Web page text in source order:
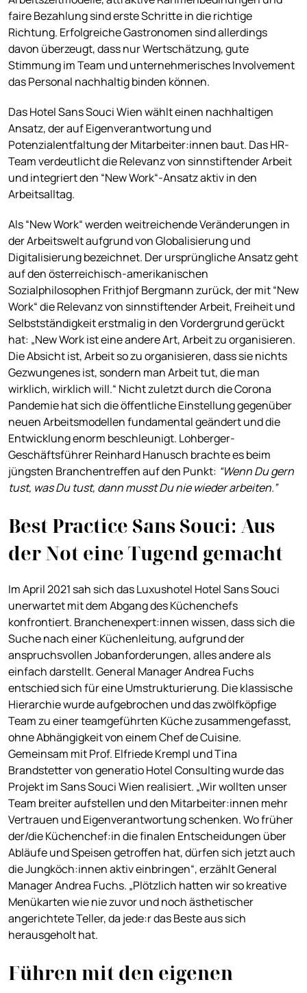
faire Bezahlung sind erste Schritte in die richtige
Richtung. Erfolgreiche Gastronomen sind allerdings
davon überzeugt, dass nur Wertschätzung, gute
Stimmung im Team und unternehmerisches Involvement
das Personal nachhaltig binden können.
Das Hotel Sans Souci Wien wählt einen nachhaltigen
Ansatz, der auf Eigenverantwortung und
Potenzialentfaltung der Mitarbeiter:innen baut. Das HR-
Team verdeutlicht die Relevanz von sinnstiftender Arbeit
und integriert den “New Work“-Ansatz aktiv in den
Arbeitsalltag.
Als “New Work“ werden weitreichende Veränderungen in
der Arbeitswelt aufgrund von Globalisierung und
Digitalisierung bezeichnet. Der ursprüngliche Ansatz geht
auf den österreichisch-amerikanischen
Sozialphilosophen Frithjof Bergmann zurück, der mit “New
Work“ die Relevanz von sinnstiftender Arbeit, Freiheit und
Selbstständigkeit erstmalig in den Vordergrund gerückt
hat: „New Work ist eine andere Art, Arbeit zu organisieren.
Die Absicht ist, Arbeit so zu organisieren, dass sie nichts
Gezwungenes ist, sondern man Arbeit tut, die man
wirklich, wirklich will.“ Nicht zuletzt durch die Corona
Pandemie hat sich die öffentliche Einstellung gegenüber
neuen Arbeitsmodellen fundamental geändert und die
Entwicklung enorm beschleunigt. Lohberger-
Geschäftsführer Reinhard Hanusch brachte es beim
jüngsten Branchentreffen auf den Punkt: “Wenn Du gern
tust, was Du tust, dann musst Du nie wieder arbeiten.”
Best Practice Sans Souci: Aus
der Not eine Tugend gemacht
Im April 2021 sah sich das Luxushotel Hotel Sans Souci
unerwartet mit dem Abgang des Küchenchefs
konfrontiert. Branchenexpert:innen wissen, dass sich die
Suche nach einer Küchenleitung, aufgrund der
anspruchsvollen Jobanforderungen, alles andere als
einfach darstellt. General Manager Andrea Fuchs
entschied sich für eine Umstrukturierung. Die klassische
Hierarchie wurde aufgebrochen und das zwölfköpfige
Team zu einer teamgeführten Küche zusammengefasst,
ohne Abhängigkeit von einem Chef de Cuisine.
Gemeinsam mit Prof. Elfriede Krempl und Tina
Brandstetter von generatio Hotel Consulting wurde das
Projekt im Sans Souci Wien realisiert. „Wir wollten unser
Team breiter aufstellen und den Mitarbeiter:innen mehr
Vertrauen und Eigenverantwortung schenken. Wo früher
der/die Küchenchef:in die finalen Entscheidungen über
Abläufe und Speisen getroffen hat, dürfen sich jetzt auch
die Jungköch:innen aktiv einbringen“, erzählt General
Manager Andrea Fuchs. „Plötzlich hatten wir so kreative
Menükarten wie nie zuvor und noch ästhetischer
angerichtete Teller, da jede:r das Beste aus sich
herausgeholt hat.
Führen mit den eigenen